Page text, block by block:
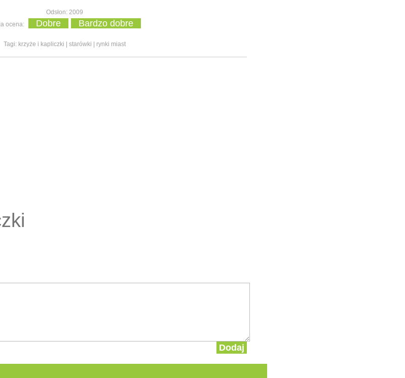
Odsłon: 2009
ocena:
Dobre Bardzo dobre
Tagi: krzyże i kapliczki starówki rynki miast